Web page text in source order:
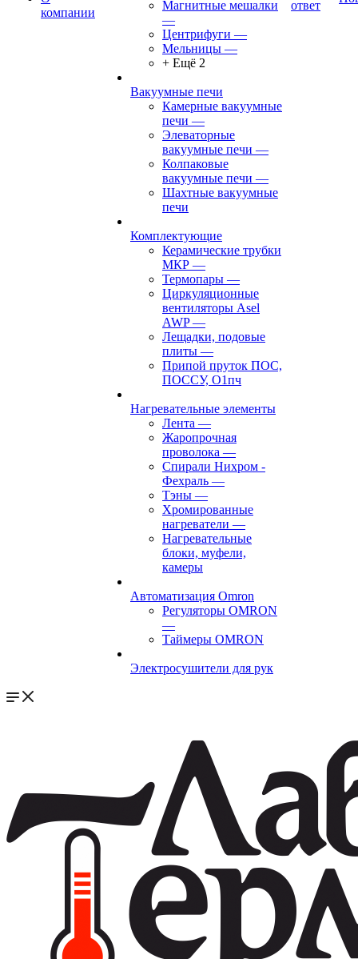
компании
Магнитные мешалки
—
Центрифуги —
Мельницы —
+ Ещё 2
Вакуумные печи
Камерные вакуумные
печи —
Элеваторные
вакуумные печи —
Колпаковые
вакуумные печи —
Шахтные вакуумные
печи
Комплектующие
Керамические трубки
МКР —
Термопары —
Циркуляционные
вентиляторы Asel
AWP—
Лещадки, подовые
плиты —
Припой пруток ПОС,
ПОССУ, О1пч
Нагревательные элементы
Лента —
Жаропрочная
проволока —
Спирали Нихром -
Фехраль —
Тэны —
Хромированные
нагреватели —
Нагревательные
блоки, муфели,
камеры
Автоматизация Omron
Регуляторы OMRON
—
Таймеры OMRON
Электросушители для рук
ответ